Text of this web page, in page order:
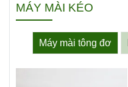
MÁY MÀI KÉO
Máy mài tông đơ